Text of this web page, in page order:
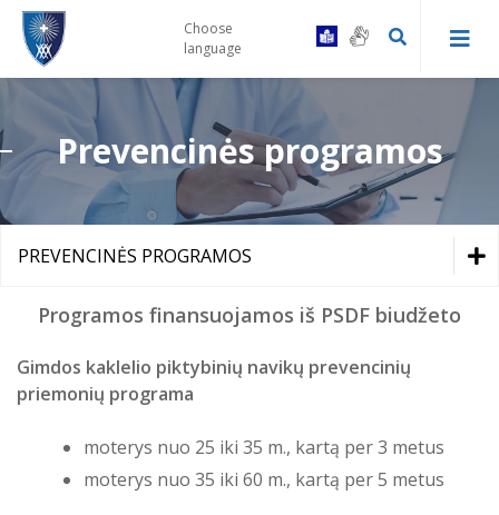
Kaip tapti Centro pacientu
Gydytojų konsultacinės komisijos
tvarka
kontaktai
sudėtingus poreikius turintiems
pacientams
Druskininkų PSPC registratūra ir
gydytojų kabinetai
Kalviškių kabinetas
Laukimo eilėje laikas
Prevencinės programos
Skiepai
Bendradarbiavimas su VSB
Choose
language
Prevencinės programos
PREVENCINĖS PROGRAMOS
Prevencinės programos
Skiepai
Programos finansuojamos iš PSDF biudžeto
Gimdos kaklelio piktybinių navikų prevencinių
priemonių programa
moterys nuo 25 iki 35 m., kartą per 3 metus
moterys nuo 35 iki 60 m., kartą per 5 metus